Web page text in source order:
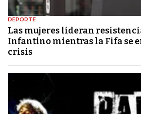
DEPORTE
Las mujeres lideran
Infantino mientras la Fifa se
crisis